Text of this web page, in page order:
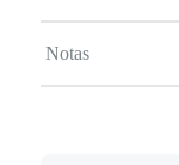
Notas